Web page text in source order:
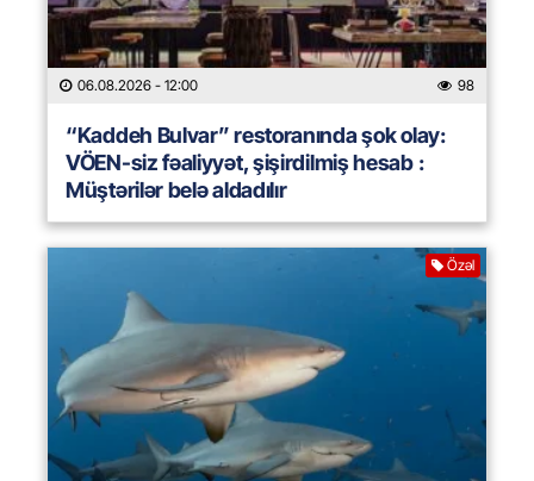
06.08.2026 - 12:00 98
“Kaddeh Bulvar” restoranında şok olay:
VÖEN-siz fəaliyyət, şişirdilmiş hesab :
Müştərilər belə aldadılır
Özəl